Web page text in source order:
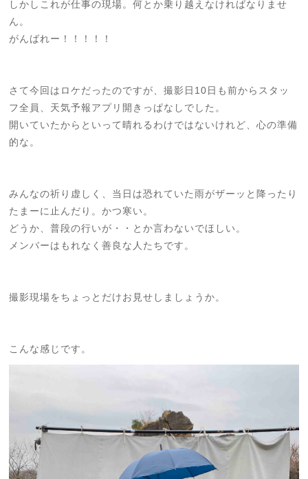
しかしこれが仕事の現場。何とか乗り越えなければなりませ
ん。
がんばれー！！！！！
さて今回はロケだったのですが、撮影日10日も前からスタッ
フ全員、天気予報アプリ開きっぱなしでした。
開いていたからといって晴れるわけではないけれど、心の準備
的な。
みんなの祈り虚しく、当日は恐れていた雨がザーッと降ったり
たまーに止んだり。かつ寒い。
どうか、普段の行いが・・とか言わないでほしい。
メンバーはもれなく善良な人たちです。
撮影現場をちょっとだけお見せしましょうか。
こんな感じです。